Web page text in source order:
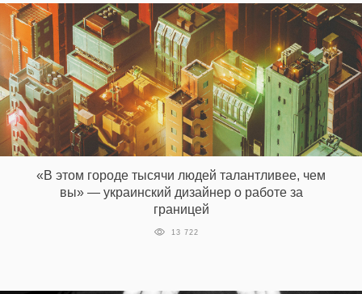
«В этом городе тысячи людей талантливее, чем
вы» — украинский дизайнер о работе за
границей
13 722